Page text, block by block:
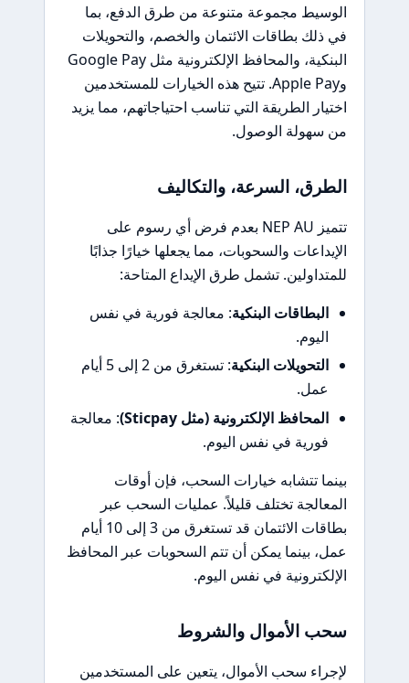
الوسيط مجموعة متنوعة من طرق الدفع، بما
في ذلك بطاقات الائتمان والخصم، والتحويلات
البنكية، والمحافظ الإلكترونية مثل Google Pay
وApple Pay. تتيح هذه الخيارات للمستخدمين
اختيار الطريقة التي تناسب احتياجاتهم، مما يزيد
من سهولة الوصول.
الطرق، السرعة، والتكاليف
تتميز NEP AU بعدم فرض أي رسوم على
الإيداعات والسحوبات، مما يجعلها خيارًا جذابًا
للمتداولين. تشمل طرق الإيداع المتاحة:
البطاقات البنكية: معالجة فورية في نفس
اليوم.
التحويلات البنكية
: تستغرق من 2 إلى 5 أيام
عمل.
المحافظ الإلكترونية (مثل Sticpay)
: معالجة
فورية في نفس اليوم.
بينما تتشابه خيارات السحب، فإن أوقات
المعالجة تختلف قليلاً. عمليات السحب عبر
بطاقات الائتمان قد تستغرق من 3 إلى 10 أيام
عمل، بينما يمكن أن تتم السحوبات عبر المحافظ
الإلكترونية في نفس اليوم.
سحب الأموال والشروط
لإجراء سحب الأموال، يتعين على المستخدمين